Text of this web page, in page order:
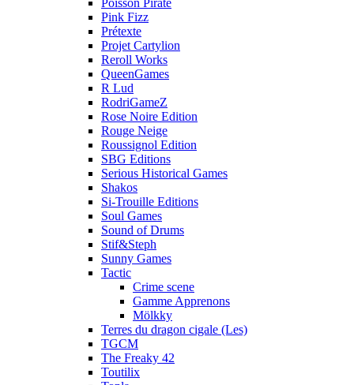
Poisson Pirate
Pink Fizz
Prétexte
Projet Cartylion
Reroll Works
QueenGames
R Lud
RodriGameZ
Rose Noire Edition
Rouge Neige
Roussignol Edition
SBG Editions
Serious Historical Games
Shakos
Si-Trouille Editions
Soul Games
Sound of Drums
Stif&Steph
Sunny Games
Tactic
Crime scene
Gamme Apprenons
Mölkky
Terres du dragon cigale (Les)
TGCM
The Freaky 42
Toutilix